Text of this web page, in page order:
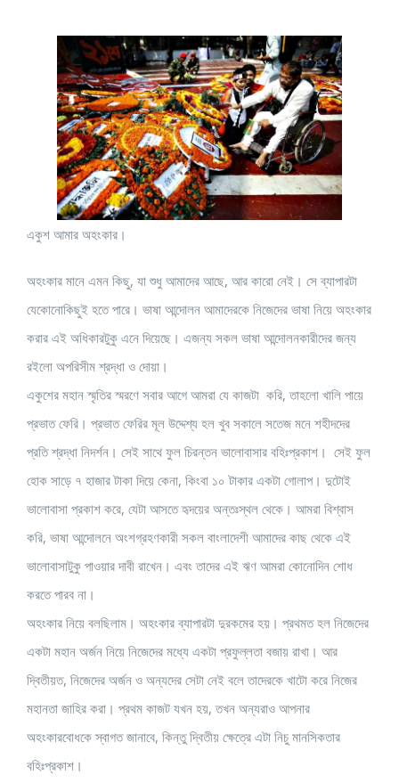
একুশ আমার অহংকার।
অহংকার মানে এমন কিছু, যা শুধু আমাদের আছে, আর কারো নেই। সে ব্যাপারটা
যেকোনোকিছুই হতে পারে। ভাষা আন্দোলন আমাদেরকে নিজেদের ভাষা নিয়ে অহংকার
করার এই অধিকারটুকু এনে দিয়েছে। এজন্য সকল ভাষা আন্দোলনকারীদের জন্য
রইলো অপরিসীম শ্রদ্ধা ও দোয়া।
একুশের মহান স্মৃতির স্মরণে সবার আগে আমরা যে কাজটা করি, তাহলো খালি পায়ে
প্রভাত ফেরি। প্রভাত ফেরির মূল উদ্দেশ্য হল খুব সকালে সতেজ মনে শহীদদের
প্রতি শ্রদ্ধা নিদর্শন। সেই সাথে ফুল চিরন্তন ভালোবাসার বহিঃপ্রকাশ। সেই ফুল
হোক সাড়ে ৭ হাজার টাকা দিয়ে কেনা, কিংবা ১০ টাকার একটা গোলাপ। দুটোই
ভালোবাসা প্রকাশ করে, যেটা আসতে হৃদয়ের অন্তঃস্থল থেকে। আমরা বিশ্বাস
করি, ভাষা আন্দোলনে অংশগ্রহণকারী সকল বাংলাদেশী আমাদের কাছ থেকে এই
ভালোবাসাটুকু পাওয়ার দাবী রাখেন। এবং তাদের এই ঋণ আমরা কোনোদিন শোধ
করতে পারব না।
অহংকার নিয়ে বলছিলাম। অহংকার ব্যাপারটা দুরকমের হয়। প্রথমত হল নিজেদের
একটা মহান অর্জন নিয়ে নিজেদের মধ্যে একটা প্রফুল্লতা বজায় রাখা। আর
দ্বিতীয়ত, নিজেদের অর্জন ও অন্যদের সেটা নেই বলে তাদেরকে খাটো করে নিজের
মহানতা জাহির করা। প্রথম কাজট যখন হয়, তখন অন্যরাও আপনার
অহংকারবোধকে স্বাগত জানাবে, কিন্তু দ্বিতীয় ক্ষেত্রে এটা নিচু মানসিকতার
বহিঃপ্রকাশ।